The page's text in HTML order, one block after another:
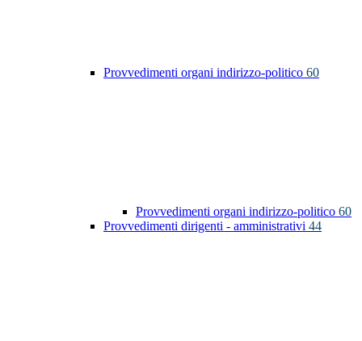
Provvedimenti organi indirizzo-politico 60
Provvedimenti organi indirizzo-politico 60
Provvedimenti dirigenti - amministrativi 44